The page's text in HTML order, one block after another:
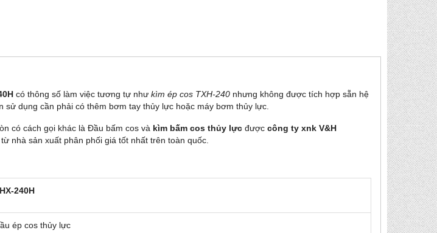
có thông số làm việc tương tự như kìm ép cos TXH-240 nhưng không được tích hợp sẵn hệ
sử dụng cần phải có thêm bơm tay thủy lực hoặc máy bơm thủy lực.
có cách gọi khác là Đầu bấm cos và kìm bấm cos thủy lực được công ty xnk V&H
nhà sản xuất phân phối giá tốt nhất trên toàn quốc.
240H
ép cos thủy lực